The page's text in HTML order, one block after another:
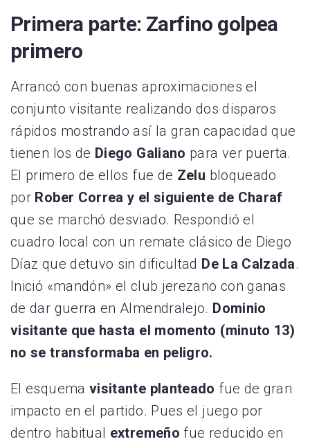
Primera parte: Zarfino golpea
primero
Arrancó con buenas aproximaciones el
conjunto visitante realizando dos disparos
rápidos mostrando así la gran capacidad que
tienen los de Diego Galiano para ver puerta.
El primero de ellos fue de Zelu bloqueado
por Rober Correa y el siguiente de Charaf
que se marchó desviado. Respondió el
cuadro local con un remate clásico de Diego
Díaz que detuvo sin dificultad De La Calzada.
Inició «mandón» el club jerezano con ganas
de dar guerra en Almendralejo. Dominio
visitante que hasta el momento (minuto 13)
no se transformaba en peligro.
El esquema visitante planteado fue de gran
impacto en el partido. Pues el juego por
dentro habitual extremeño fue reducido en